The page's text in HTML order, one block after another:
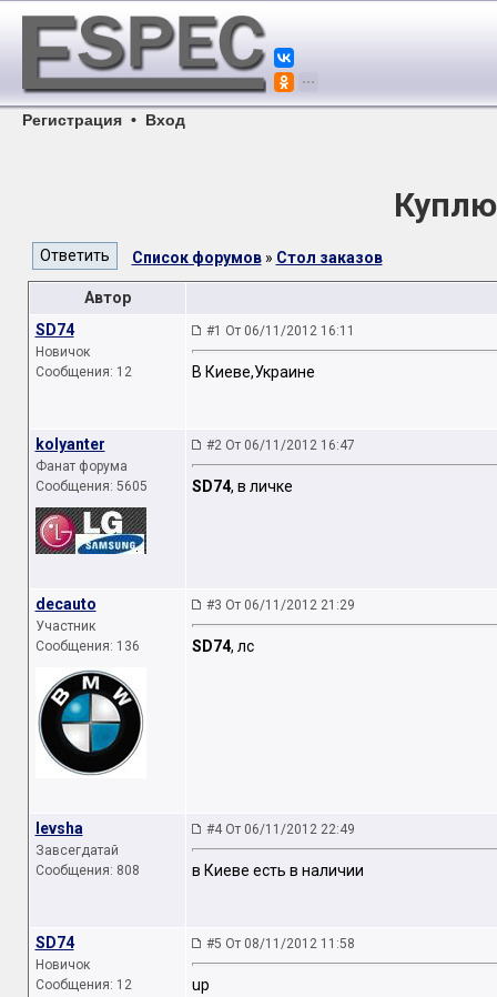
Регистрация • Вход
Список форумов» Стол заказов
Автор
SD74
Новичок
Сообщения: 12
#1 От 06/11/2012 16:11
В Киеве,Украине
kolyanter
Фанат форума
Сообщения: 5605
#2 От 06/11/2012 16:47
SD74, в личке
decauto
Участник
Сообщения: 136
#3 От 06/11/2012 21:29
SD74, лс
levsha
Завсегдатай
Сообщения: 808
#4 От 06/11/2012 22:49
в Киеве есть в наличии
SD74
Новичок
Сообщения: 12
#5 От 08/11/2012 11:58
up